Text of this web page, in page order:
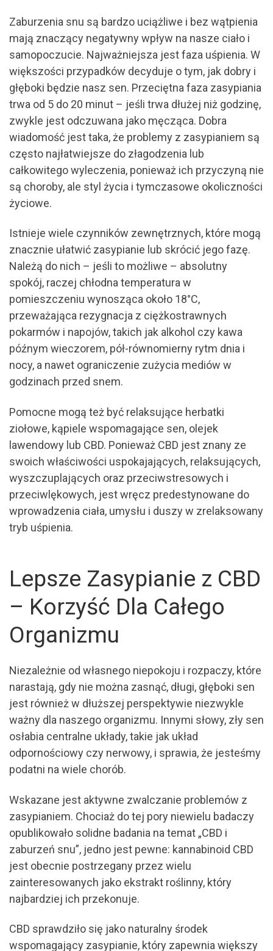
Zaburzenia snu są bardzo uciążliwe i bez wątpienia
mają znaczący negatywny wpływ na nasze ciało i
samopoczucie. Najważniejsza jest faza uśpienia. W
większości przypadków decyduje o tym, jak dobry i
głęboki będzie nasz sen. Przeciętna faza zasypiania
trwa od 5 do 20 minut – jeśli trwa dłużej niż godzinę,
zwykle jest odczuwana jako męcząca. Dobra
wiadomość jest taka, że problemy z zasypianiem są
często najłatwiejsze do złagodzenia lub
całkowitego wyleczenia, ponieważ ich przyczyną nie
są choroby, ale styl życia i tymczasowe okoliczności
życiowe.
Istnieje wiele czynników zewnętrznych, które mogą
znacznie ułatwić zasypianie lub skrócić jego fazę.
Należą do nich – jeśli to możliwe – absolutny
spokój, raczej chłodna temperatura w
pomieszczeniu wynosząca około 18°C,
przeważająca rezygnacja z ciężkostrawnych
pokarmów i napojów, takich jak alkohol czy kawa
późnym wieczorem, pół-równomierny rytm dnia i
nocy, a nawet ograniczenie zużycia mediów w
godzinach przed snem.
Pomocne mogą też być relaksujące herbatki
ziołowe, kąpiele wspomagające sen, olejek
lawendowy lub CBD. Ponieważ CBD jest znany ze
swoich właściwości uspokajających, relaksujących,
wyszczuplających oraz przeciwstresowych i
przeciwlękowych, jest wręcz predestynowane do
wprowadzenia ciała, umysłu i duszy w zrelaksowany
tryb uśpienia.
Lepsze Zasypianie z CBD
– Korzyść Dla Całego
Organizmu
Niezależnie od własnego niepokoju i rozpaczy, które
narastają, gdy nie można zasnąć, długi, głęboki sen
jest również w dłuższej perspektywie niezwykle
ważny dla naszego organizmu. Innymi słowy, zły sen
osłabia centralne układy, takie jak układ
odpornościowy czy nerwowy, i sprawia, że jesteśmy
podatni na wiele chorób.
Wskazane jest aktywne zwalczanie problemów z
zasypianiem. Chociaż do tej pory niewielu badaczy
opublikowało solidne badania na temat „CBD i
zaburzeń snu”, jedno jest pewne: kannabinoid CBD
jest obecnie postrzegany przez wielu
zainteresowanych jako ekstrakt roślinny, który
najbardziej ich przekonuje.
CBD sprawdziło się jako naturalny środek
wspomagający zasypianie, który zapewnia większy